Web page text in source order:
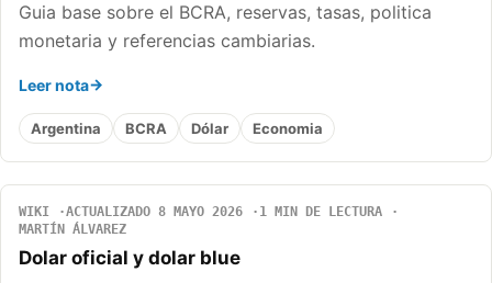
Guia base sobre el BCRA, reservas, tasas, politica
monetaria y referencias cambiarias.
Leer nota
Argentina BCRA Dólar Economia
WIKI ACTUALIZADO 8 MAYO 2026
1 MIN DE LECTURA
MARTÍN ÁLVAREZ
Dolar oficial y dolar blue